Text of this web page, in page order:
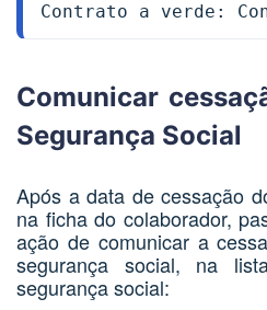
Contrato a verde:
Comunicar
Segurança Social
Após a data de cessação
na ficha do colaborador, p
ação de comunicar a
segurança social, na
segurança social: